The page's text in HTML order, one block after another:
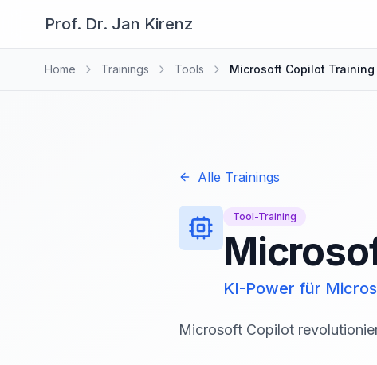
Prof. Dr. Jan Kirenz
Home Trainings Tools Microsoft Copilot Training
Alle Trainings
Tool-Training
KI-Power für
Microsoft Copilot